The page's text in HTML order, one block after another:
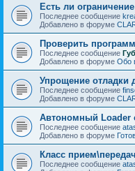
Есть ли
Последнее сообщение
Добавлено в форуме
Проверить
Последнее сообщение
Добавлено в форуме Обо
Упрощение отладки
Последнее сообщение
Добавлено в форуме
Автономный Loader
Последнее сообщение
Добавлено в форуме
Класс
Последнее сообщение